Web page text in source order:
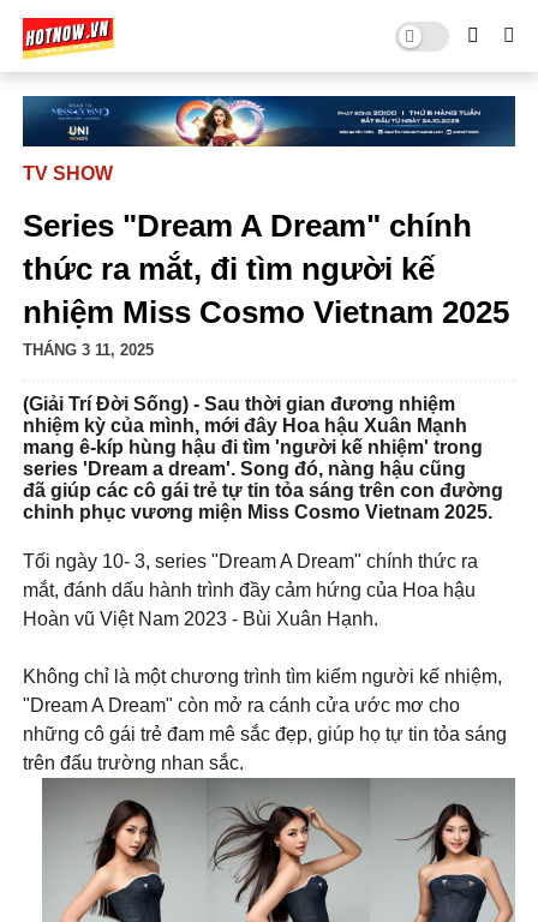
TV SHOW
Series "Dream A Dream" chính
thức ra mắt, đi tìm người kế
nhiệm Miss Cosmo Vietnam 2025
THÁNG 3 11, 2025
(Giải Trí Đời Sống) -Sau thời gian đương nhiệm
nhiệm kỳ của mình, mới đây Hoa hậu Xuân Mạnh
mang ê-kíp hùng hậu đi tìm 'người kế nhiệm' trong
series 'Dream a dream'. Song đó, nàng hậu cũng
đã giúp các cô gái trẻ tự tin tỏa sáng trên con đường
chinh phục vương miện Miss Cosmo Vietnam 2025.
Tối ngày 10- 3, series "Dream A Dream" chính thức ra
mắt, đánh dấu hành trình đầy cảm hứng của Hoa hậu
Hoàn vũ Việt Nam 2023 - Bùi Xuân Hạnh.
Không chỉ là một chương trình tìm kiếm người kế nhiệm,
"Dream A Dream" còn mở ra cánh cửa ước mơ cho
những cô gái trẻ đam mê sắc đẹp, giúp họ tự tin tỏa sáng
trên đấu trường nhan sắc.